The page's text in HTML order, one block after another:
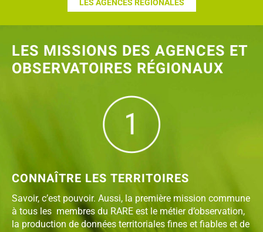
LES AGENCES RÉGIONALES
LES MISSIONS DES AGENCES ET
OBSERVATOIRES RÉGIONAUX
CONNAÎTRE LES TERRITOIRES
Savoir, c’est pouvoir. Aussi, la première mission commune
à tous les membres du RARE est le métier d’observation,
la production de données territoriales fines et fiables et de